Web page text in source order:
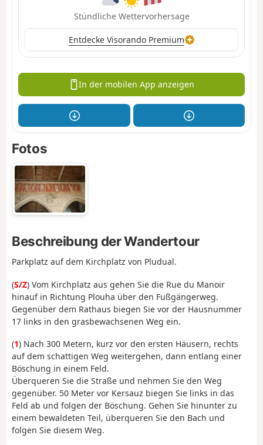
Stündliche Wettervorhersage
Entdecke Visorando Premium
In der mobilen App anzeigen
Fotos
Beschreibung der Wandertour
Parkplatz auf dem Kirchplatz von Pludual.
(S/Z) Vom Kirchplatz aus gehen Sie die Rue du Manoir
hinauf in Richtung Plouha über den Fußgängerweg.
Gegenüber dem Rathaus biegen Sie vor der Hausnummer
17 links in den grasbewachsenen Weg ein.
(1) Nach 300 Metern, kurz vor den ersten Häusern, rechts
auf dem schattigen Weg weitergehen, dann entlang einer
Böschung in einem Feld.
Überqueren Sie die Straße und nehmen Sie den Weg
gegenüber. 50 Meter vor Kersauz biegen Sie links in das
Feld ab und folgen der Böschung. Gehen Sie hinunter zu
einem bewaldeten Teil, überqueren Sie den Bach und
folgen Sie diesem Weg.